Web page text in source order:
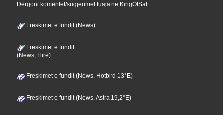
Dërgoni komentet/sugjerimet tuaja në KingOfSat
Freskimet e fundit (News)
Freskimet e fundit
(News, I lirë)
Freskimet e fundit (News, Hotbird 13°E)
Freskimet e fundit (News, Astra 19,2°E)